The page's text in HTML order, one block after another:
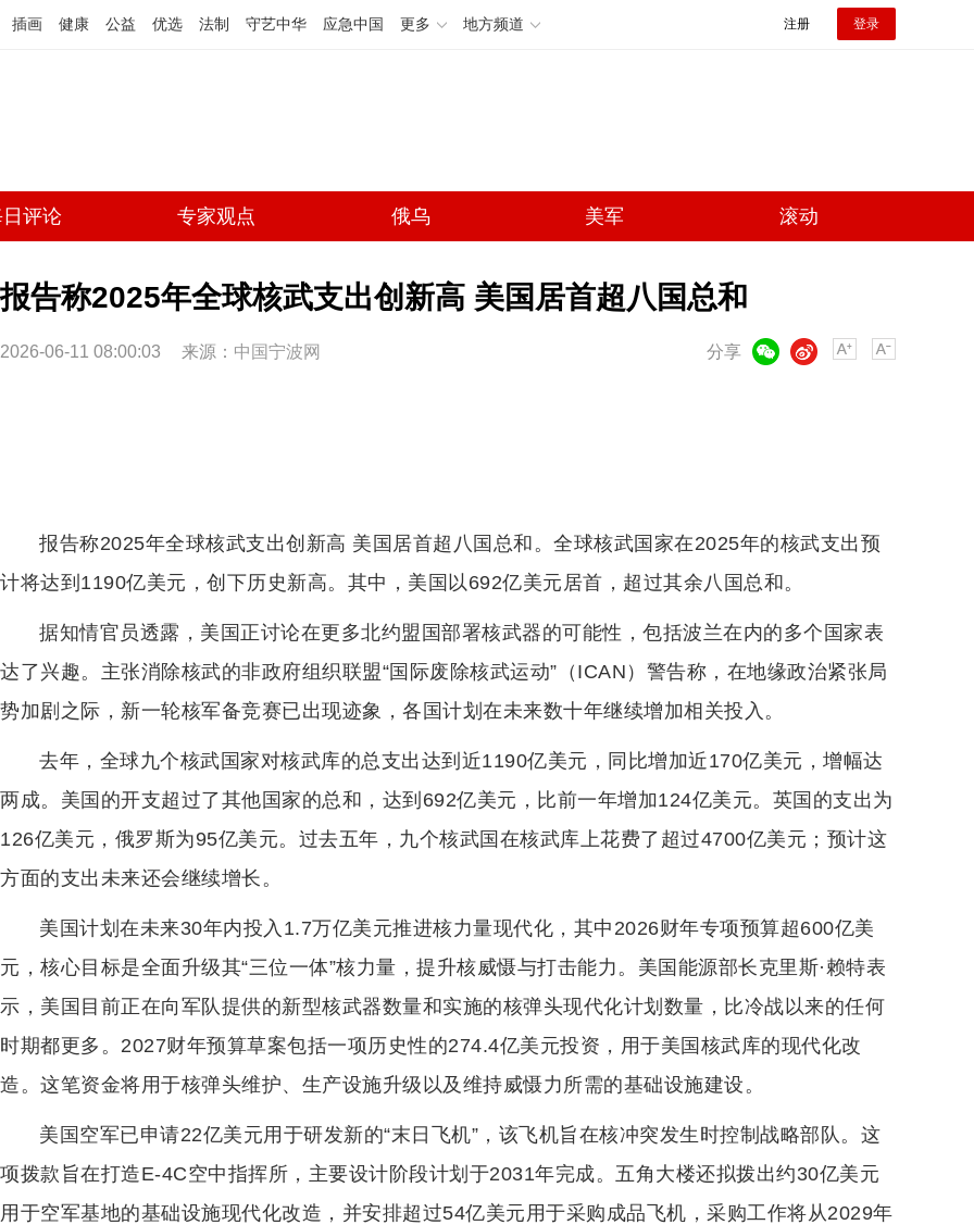
插画 健康 公益 优选 法制 守艺中华 应急中国 更多 地方频道 注册 登录
评论 专家观点 俄乌 美军 滚动
报告称2025年全球核武支出创新高 美国居首超八国总和
2026-06-11 08:00:03 来源： 中国宁波网 分享
微博
报告称2025年全球核武支出创新高 美国居首超八国总和。全球核武国家在2025年的核武支出预
计将达到1190亿美元，创下历史新高。其中，美国以692亿美元居首，超过其余八国总和。
据知情官员透露，美国正讨论在更多北约盟国部署核武器的可能性，包括波兰在内的多个国家表
达了兴趣。主张消除核武的非政府组织联盟“国际废除核武运动”（ICAN）警告称，在地缘政治紧张局
势加剧之际，新一轮核军备竞赛已出现迹象，各国计划在未来数十年继续增加相关投入。
去年，全球九个核武国家对核武库的总支出达到近1190亿美元，同比增加近170亿美元，增幅达
两成。美国的开支超过了其他国家的总和，达到692亿美元，比前一年增加124亿美元。英国的支出为
126亿美元，俄罗斯为95亿美元。过去五年，九个核武国在核武库上花费了超过4700亿美元；预计这
方面的支出未来还会继续增长。
美国计划在未来30年内投入1.7万亿美元推进核力量现代化，其中2026财年专项预算超600亿美
元，核心目标是全面升级其“三位一体”核力量，提升核威慑与打击能力。美国能源部长克里斯·赖特表
示，美国目前正在向军队提供的新型核武器数量和实施的核弹头现代化计划数量，比冷战以来的任何
时期都更多。2027财年预算草案包括一项历史性的274.4亿美元投资，用于美国核武库的现代化改
造。这笔资金将用于核弹头维护、生产设施升级以及维持威慑力所需的基础设施建设。
美国空军已申请22亿美元用于研发新的“末日飞机”，该飞机旨在核冲突发生时控制战略部队。这
项拨款旨在打造E-4C空中指挥所，主要设计阶段计划于2031年完成。五角大楼还拟拨出约30亿美元
用于空军基地的基础设施现代化改造，并安排超过54亿美元用于采购成品飞机，采购工作将从2029年